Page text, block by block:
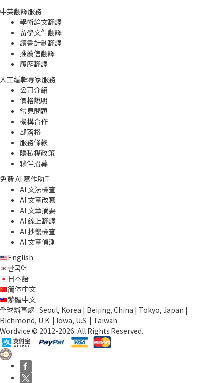
中英翻譯服務
學術論文翻譯
留學文件翻譯
讀書計劃翻譯
推薦信翻譯
履歷翻譯
人工編輯專家服務
公司介紹
價格說明
常見問題
機構合作
部落格
服務條款
隱私權政策
夥伴招募
免費 AI 寫作助手
AI 文法檢查
AI 文章改寫
AI 文章摘要
AI 線上翻譯
AI 抄襲檢查
AI 文章偵測
English
한국어
日本語
简体中文
繁體中文
全球辦事處 : Seoul, Korea | Beijing, China | Tokyo, Japan |
Richmond, U.K. | Iowa, U.S. | Taiwan
Wordvice © 2012-2026. All Rights Reserved.